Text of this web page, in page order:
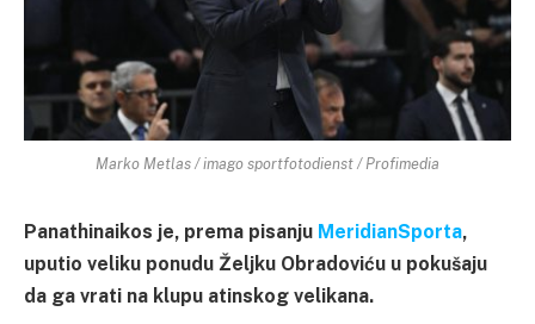
Marko Metlas / imago sportfotodienst / Profimedia
Panathinaikos je, prema pisanju MeridianSporta,
uputio veliku ponudu Željku Obradoviću u pokušaju
da ga vrati na klupu atinskog velikana.